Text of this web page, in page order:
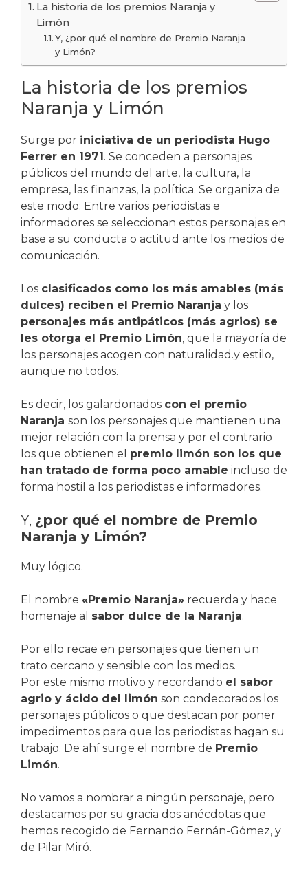
La historia de los premios Naranja y
Limón
Y, ¿por qué el nombre de Premio Naranja
y Limón?
La historia de los premios
Naranja y Limón
Surge por iniciativa de un periodista Hugo
Ferrer en 1971. Se conceden a personajes
públicos del mundo del arte, la cultura, la
empresa, las finanzas, la política. Se organiza de
este modo: Entre varios periodistas e
informadores se seleccionan estos personajes en
base a su conducta o actitud ante los medios de
comunicación.
Los clasificados como los más amables (más
dulces) reciben el Premio Naranja y los
personajes más antipáticos (más agrios) se
les otorga el Premio Limón, que la mayoría de
los personajes acogen con naturalidad.y estilo,
aunque no todos.
Es decir, los galardonados con el premio
Naranja son los personajes que mantienen una
mejor relación con la prensa y por el contrario
los que obtienen el premio limón son los que
han tratado de forma poco amable incluso de
forma hostil a los periodistas e informadores.
Y, ¿por qué el nombre de Premio
Naranja y Limón?
Muy lógico.
El nombre «Premio Naranja» recuerda y hace
homenaje al sabor dulce de la Naranja.
Por ello recae en personajes que tienen un
trato cercano y sensible con los medios.
Por este mismo motivo y recordando el sabor
agrio y ácido del limón son condecorados los
personajes públicos o que destacan por poner
impedimentos para que los periodistas hagan su
trabajo. De ahí surge el nombre de Premio
Limón.
No vamos a nombrar a ningún personaje, pero
destacamos por su gracia dos anécdotas que
hemos recogido de Fernando Fernán-Gómez, y
de Pilar Miró.